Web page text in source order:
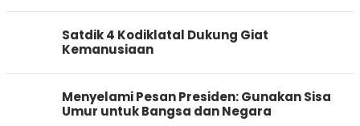
Satdik 4 Kodiklatal Dukung Giat
Kemanusiaan
Menyelami Pesan Presiden: Gunakan Sisa
Umur untuk Bangsa dan Negara